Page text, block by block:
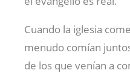
Cuando la iglesia
menudo comían
de los que venían a